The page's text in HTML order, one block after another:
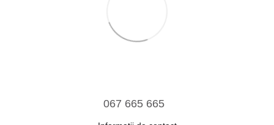
067 665 665